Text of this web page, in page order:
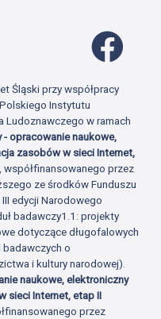
Śląski przy współpracy
Instytutu
w ramach
opracowanie naukowe,
zasobów w sieci Internet,
przez
ze środków Funduszu
edycji Narodowego
badawczy1.1: projekty
dotyczące długofalowych
badawczych o
i kultury narodowej).
naukowe, elektroniczny
sieci Internet, etap II
przez